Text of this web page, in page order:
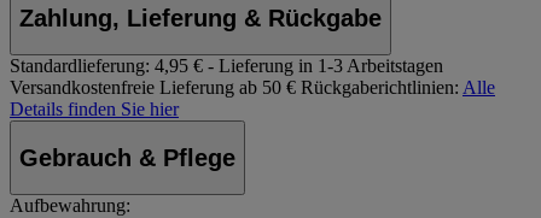
Zahlung, Lieferung & Rückgabe
Standardlieferung: 4,95 € - Lieferung in 1-3 Arbeitstagen
Versandkostenfreie Lieferung ab 50 € Rückgaberichtlinien: Alle
Details finden Sie hier
Gebrauch & Pflege
Aufbewahrung: